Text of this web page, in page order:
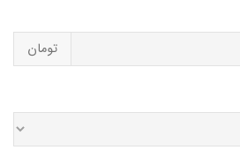
تومان